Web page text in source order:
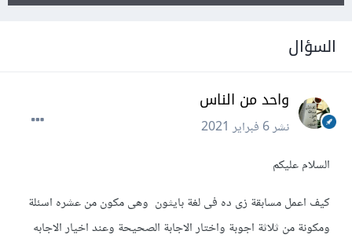
السؤال
واحد من الناس
نشر6 فبراير 2021
السلام عليكم
كيف اعمل مسابقة زى ده فى لغة بايثون وهى مكون من عشره اسئلة
ومكونة من ثلاثة اجوبة واختار الاجابة الصحيحة وعند اخيار الاجابه